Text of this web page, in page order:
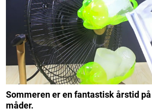
Sommeren er en fantastisk årstid
måder.